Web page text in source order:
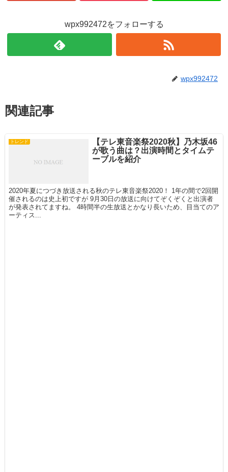
wpx992472をフォローする
wpx992472
関連記事
トレンド
【テレ東音楽祭2020秋】乃木坂46
が歌う曲は？出演時間とタイムテ
ーブルを紹介
2020年夏につづき放送される秋のテレ東音楽祭2020！ 1年の間で2回開
催されるのは史上初ですが 9月30日の放送に向けてぞくぞくと出演者
が発表されてますね。 4時間半の生放送とかなり長いため、目当てのア
ーティス...